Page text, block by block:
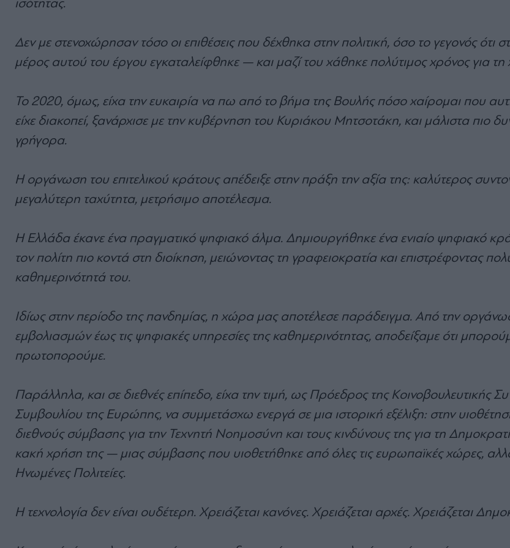
ισότητας.
Δεν με στενοχώρησαν τόσο οι επιθέσεις που δέχθηκα στην πολιτική, όσο το γεγονός ότι
μέρος αυτού του έργου εγκαταλείφθηκε — και μαζί του χάθηκε πολύτιμος χρόνος για
Το 2020, όμως, είχα την ευκαιρία να πω από το βήμα της Βουλής πόσο χαίρομαι που
είχε διακοπεί, ξανάρχισε με την κυβέρνηση του Κυριάκου Μητσοτάκη, και μάλιστα πιο
γρήγορα.
Η οργάνωση του επιτελικού κράτους απέδειξε στην πράξη την αξία της: καλύτερος
μεγαλύτερη ταχύτητα, μετρήσιμο αποτέλεσμα.
Η Ελλάδα έκανε ένα πραγματικό ψηφιακό άλμα. Δημιουργήθηκε ένα ενιαίο ψηφιακό
τον πολίτη πιο κοντά στη διοίκηση, μειώνοντας τη γραφειοκρατία και επιστρέφοντας
καθημερινότητά του.
Ιδίως στην περίοδο της πανδημίας, η χώρα μας αποτέλεσε παράδειγμα. Από την
εμβολιασμών έως τις ψηφιακές υπηρεσίες της καθημερινότητας, αποδείξαμε ότι
πρωτοπορούμε.
Παράλληλα, και σε διεθνές επίπεδο, είχα την τιμή, ως Πρόεδρος της Κοινοβουλευτικής
Συμβουλίου της Ευρώπης, να συμμετάσχω ενεργά σε μια ιστορική εξέλιξη: στην
διεθνούς σύμβασης για την Τεχνητή Νοημοσύνη και τους κινδύνους της για τη
κακή χρήση της — μιας σύμβασης που υιοθετήθηκε από όλες τις ευρωπαϊκές χώρες,
Ηνωμένες Πολιτείες.
Η τεχνολογία δεν είναι ουδέτερη. Χρειάζεται κανόνες. Χρειάζεται αρχές. Χρειάζεται